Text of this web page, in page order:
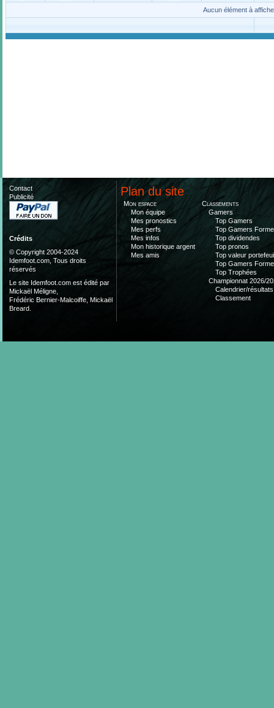
Aucun élément à
Contact
Publicité
Crédits
© Copyright 2004-2024
Idemfoot.com, Tous droits
réservés
Le site Idemfoot.com est édité par
Mickaël Méligne,
Frédéric Bernier-Malcoiffe, Mickaël
Breard.
Plan du site
Mon espace
Mon équipe
Mes pronostics
Mes perfs
Mes infos
Mon historique argent
Mes amis
Classements
Gamers
Top Gamers
Top Gamers Forme
Top dividendes
Top pronos
Top valeur
Top Gamers Forme
Top Trophées
Championnat 2026/
Calendrier/résultats
Classement